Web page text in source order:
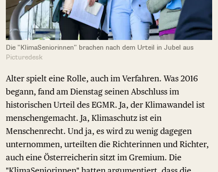
Die "KlimaSeniorinnen" brachen nach dem Urteil in Jubel aus
Picturedesk
Alter spielt eine Rolle, auch im Verfahren. Was 2016
begann, fand am Dienstag seinen Abschluss im
historischen Urteil des EGMR. Ja, der Klimawandel ist
menschengemacht. Ja, Klimaschutz ist ein
Menschenrecht. Und ja, es wird zu wenig dagegen
unternommen, urteilten die Richterinnen und Richter,
auch eine Österreicherin sitzt im Gremium. Die